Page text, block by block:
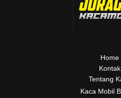
Home
Kontak
Tentang
Kaca Mobil